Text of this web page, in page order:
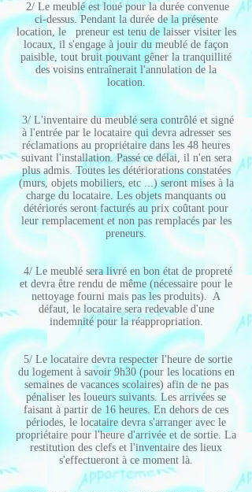
2/ Le meublé est loué pour la durée convenue
ci-dessus. Pendant la durée de la présente
location, le preneur est tenu de laisser visiter les
locaux, il s'engage à jouir du meublé de façon
paisible, tout bruit pouvant gêner la tranquillité
des voisins entraînerait l'annulation de la
location.
3/ L'inventaire du meublé sera contrôlé et signé
à l'entrée par le locataire qui devra adresser ses
réclamations au propriétaire dans les 48 heures
suivant l'installation. Passé ce délai, il n'en sera
plus admis. Toutes les détériorations constatées
(murs, objets mobiliers, etc ...) seront mises à la
charge du locataire. Les objets manquants ou
détériorés seront facturés au prix coûtant pour
leur remplacement et non pas remplacés par les
preneurs.
4/ Le meublé sera livré en bon état de propreté
et devra être rendu de même (nécessaire pour le
nettoyage fourni mais pas les produits). A
défaut, le locataire sera redevable d'une
indemnité pour la réappropriation.
5/ Le locataire devra respecter l'heure de sortie
du logement à savoir 9h30 (pour les locations en
semaines de vacances scolaires) afin de ne pas
pénaliser les loueurs suivants. Les arrivées se
faisant à partir de 16 heures. En dehors de ces
périodes, le locataire devra s'arranger avec le
propriétaire pour l'heure d'arrivée et de sortie. La
restitution des clefs et l'inventaire des lieux
s'effectueront à ce moment là.